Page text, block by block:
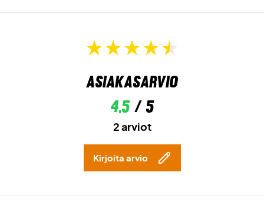
Asiakasarvio
4,5/ 5
2 arviot
Kirjoita arvio